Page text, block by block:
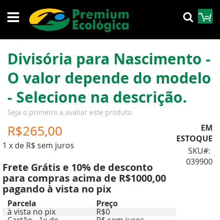
para
o
Divisória para Nascimento -
O valor depende do modelo
- Selecione na descrição.
Seja o primeiro a avaliar este produto
R$265,00
1 x de R$ sem juros
Frete Grátis e 10% de desconto
para compras acima de R$1000,00
pagando à vista no pix
Parcela Preço
à vista no pix R$0
EM
ESTOQUE
SKU
039900